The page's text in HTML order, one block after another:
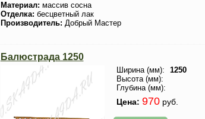
Материал: массив сосна
Отделка: бесцветный лак
Производитель: Добрый Мастер
Балюстрада 1250
Ширина (мм):
1250
Высота (мм):
Глубина (мм):
Цена: 970руб.